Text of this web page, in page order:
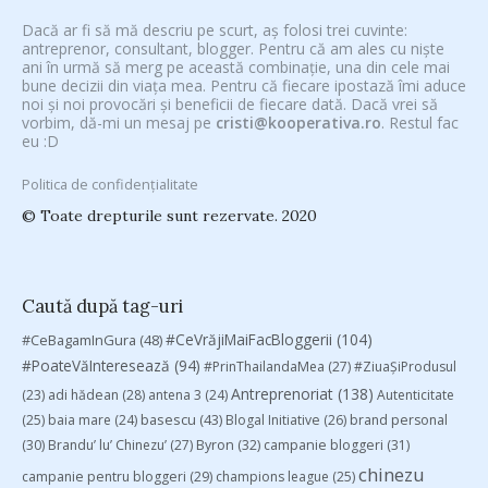
Dacă ar fi să mă descriu pe scurt, aș folosi trei cuvinte:
antreprenor, consultant, blogger. Pentru că am ales cu niște
ani în urmă să merg pe această combinație, una din cele mai
bune decizii din viața mea. Pentru că fiecare ipostază îmi aduce
noi și noi provocări și beneficii de fiecare dată. Dacă vrei să
vorbim, dă-mi un mesaj pe cristi@kooperativa.ro. Restul fac
eu :D
Politica de confidențialitate
© Toate drepturile sunt rezervate. 2020
Caută după tag-uri
#CeBagamInGura (48)#CeVrăjiMaiFacBloggerii (104)
#PoateVăInteresează (94) #PrinThailandaMea (27)#ZiuaȘiProdusul
(23) adi hădean (28) antena 3 (24)Antreprenoriat (138) Autenticitate
(25) baia mare (24) basescu (43) Blogal Initiative (26) brand personal
(30) Brandu’ lu’ Chinezu’ (27) Byron (32) campanie bloggeri (31)
campanie pentru bloggeri (29) champions league (25)chinezu